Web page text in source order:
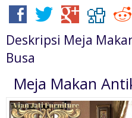
Deskripsi Meja
Busa
Meja Makan